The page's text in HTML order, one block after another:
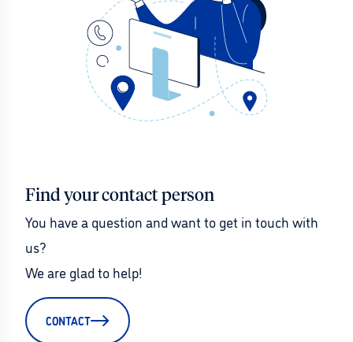
Find your contact person
You have a question and want to get in touch with
us?
We are glad to help!
CONTACT